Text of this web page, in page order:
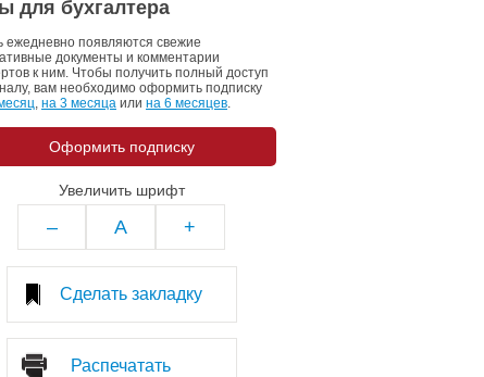
Суд
и указы
России
для бухгалтера
ежедневно появляются свежие
документы и комментарии
к ним. Чтобы получить полный доступ
вам необходимо оформить подписку
, на 3 месяца или на 6 месяцев.
Оформить подписку
Увеличить шрифт
– A +
Сделать закладку
Распечатать